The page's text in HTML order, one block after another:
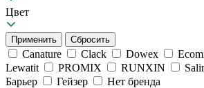
Цвет
Canature Clack Dowex
Lewatit
PROMIX RUNXIN
Барьер
Гейзер
Нет бренда